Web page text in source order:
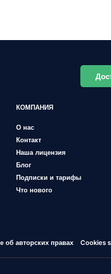
КОМПАНИЯ
О нас
Контакт
Наша лицензия
Блог
Подписки и тарифы
Что нового
об авторских правах Cookies